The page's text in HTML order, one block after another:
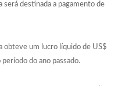
destinada a pagamento de
um lucro líquido de US$
do ano passado.